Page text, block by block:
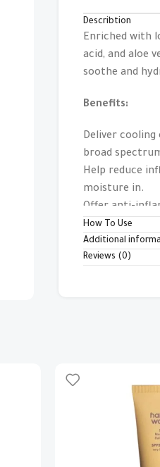
Describtion
Enriched with
acid, and aloe
soothe and
Benefits:
Deliver cooling
broad
Help reduce
moisture in.
Offer anti-
A refreshing
residue.
Skin irritation
How To Use
Additional
Reviews (0)